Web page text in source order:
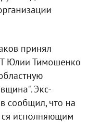
принял
Юлии Тимошенко
Экс-
сообщил, что на
исполняющим